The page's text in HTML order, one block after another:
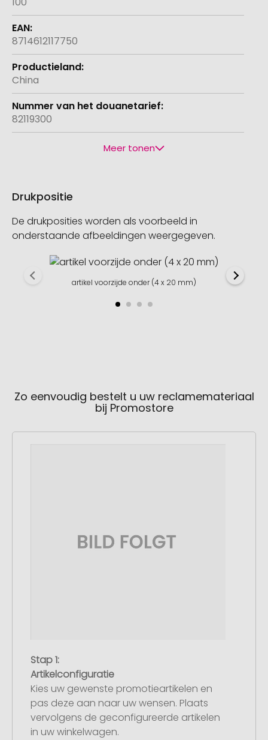
8714612117750
China
82119300
Meer tonen
Drukpositie
De drukposities worden als voorbeeld in
onderstaande afbeeldingen weergegeven.
artikel voorzijde onder (4 x 20 mm)
Zo eenvoudig bestelt u uw reclamemateriaal
bij Promostore
Stap 1:
Artikelconfiguratie
Kies uw gewenste promotieartikelen en
pas deze aan naar uw wensen. Plaats
vervolgens de geconfigureerde artikelen
in uw winkelwagen.